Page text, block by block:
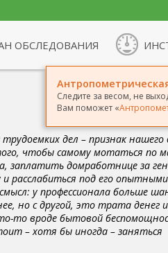
ОБСЛЕДОВАНИЯ
Следите за весом, не
Вам поможет «
дел – признак нашего
чтобы самому мотаться по
заплатить домработнице за
расслабиться под его
у профессионала больше
но с другой, это трата денег и
то вроде бытовой
– хотя бы иногда – заняться